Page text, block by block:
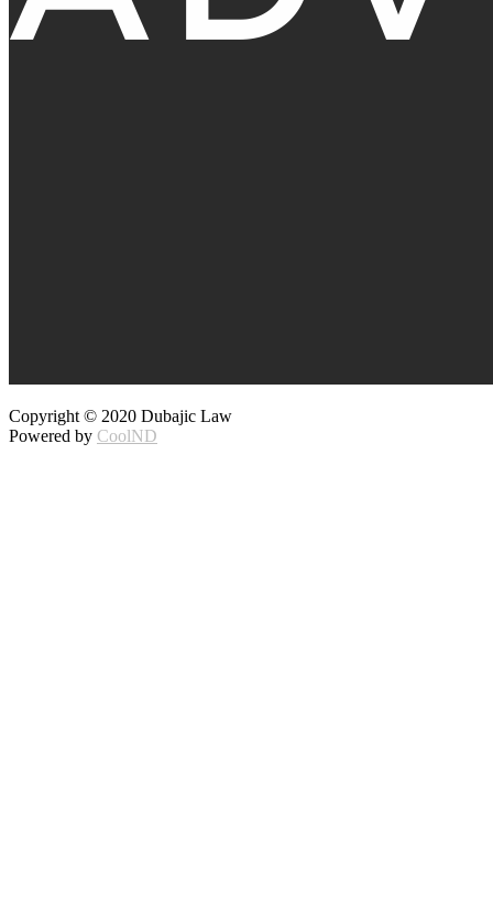
Copyright © 2020 Dubajic Law
Powered by CoolND